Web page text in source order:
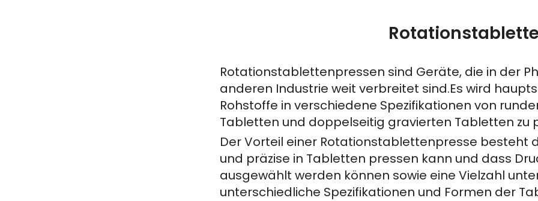
Rotationstablettenpressen sind Geräte, die in der
anderen Industrie weit verbreitet sind.Es wird
Rohstoffe in verschiedene Spezifikationen von
Tabletten und doppelseitig gravierten Tabletten zu
Der Vorteil einer Rotationstablettenpresse besteht
und präzise in Tabletten pressen kann und dass
ausgewählt werden können sowie eine Vielzahl
unterschiedliche Spezifikationen und Formen der